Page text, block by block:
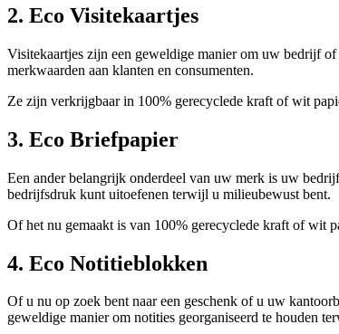
2. Eco Visitekaartjes
Visitekaartjes zijn een geweldige manier om uw bedrijf
merkwaarden aan klanten en consumenten.
Ze zijn verkrijgbaar in 100% gerecyclede kraft of wit
3. Eco Briefpapier
Een ander belangrijk onderdeel van uw merk is uw
bedrijfsdruk kunt uitoefenen terwijl u milieubewust bent.
Of het nu gemaakt is van 100% gerecyclede kraft of wit
4. Eco Notitieblokken
Of u nu op zoek bent naar een geschenk of u uw
geweldige manier om notities georganiseerd te houden